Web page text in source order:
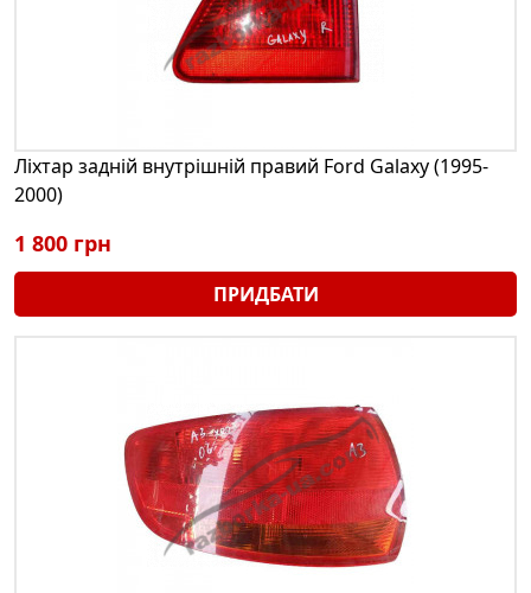
Ліхтар задній внутрішній правий Ford Galaxy (1995-
2000)
1 800 грн
ПРИДБАТИ